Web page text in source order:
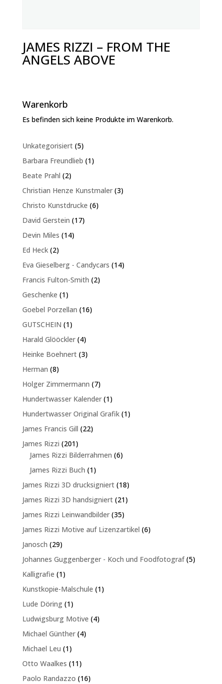
JAMES RIZZI – FROM THE
ANGELS ABOVE
Warenkorb
Es befinden sich keine Produkte im Warenkorb.
Unkategorisiert 55
Produkte
Barbara Freundlieb 11
Beate Prahl 22
Produkte
Christian Henze Kunstmaler 33
Christo Kunstdrucke 66
David Gerstein 1717
Devin Miles 1414
Ed Heck 22
Produkte
Eva Gieselberg - Candycars 1414
Francis Fulton-Smith 22
Geschenke 11
Produkt
Goebel Porzellan 1616
GUTSCHEIN 11
Produkt
Harald Glööckler 44
Produkte
Heinke Boehnert 33
Herman 88
Holger Zimmermann 77
Produkte
Hundertwasser Kalender 11
Produkt
Hundertwasser Original Grafik 11
James Francis Gill 2222
James Rizzi 201201
Produkte
James Rizzi Bilderrahmen 66
James Rizzi Buch 11
Produkt
James Rizzi 3D drucksigniert 1818
Produkte
James Rizzi 3D handsigniert 2121
James Rizzi Leinwandbilder 3535
Produkte
James Rizzi Motive auf Lizenzartikel 66
Janosch 2929
Produkte
Johannes Guggenberger - Koch und Foodfotograf 55
Kalligrafie 11
Produkt
Kunstkopie-Malschule 11
Lude Döring 11
Produkt
Ludwigsburg Motive 44
Michael Günther 44
Michael Leu 11
Produkt
Otto Waalkes 1111
Produkte
Paolo Randazzo 1616